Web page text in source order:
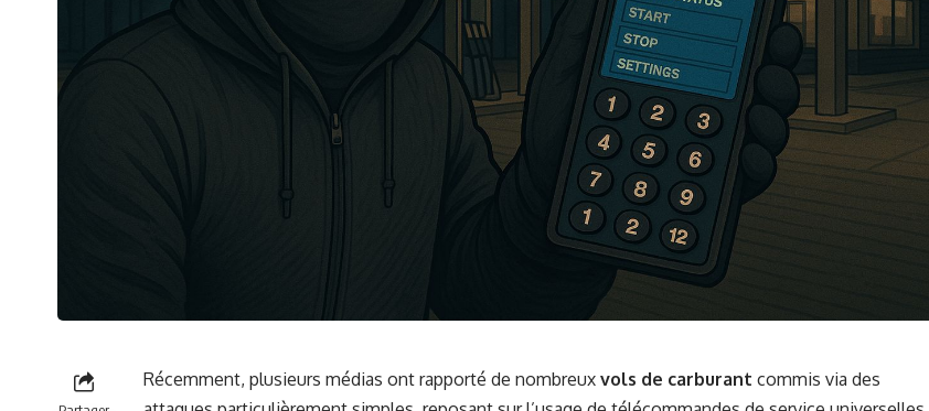
Récemment, plusieurs médias ont rapporté de nombreux vols de carburant commis via des